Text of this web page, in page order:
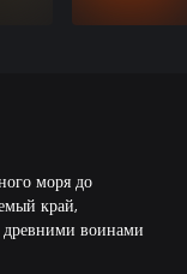
моря до
край,
воинами